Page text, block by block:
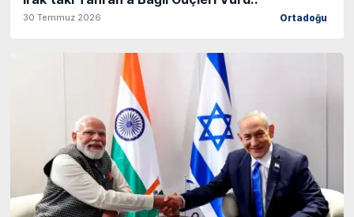
30 Temmuz 2026 Ortadoğu